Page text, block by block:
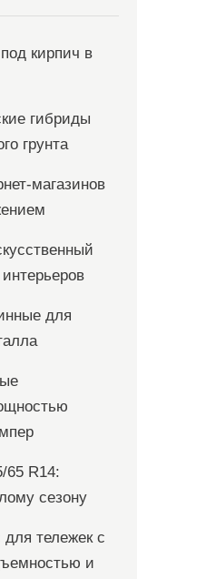
кирпич в
гибриды
грунта
магазинов
для
65 R14:
сезону
тележек с
и